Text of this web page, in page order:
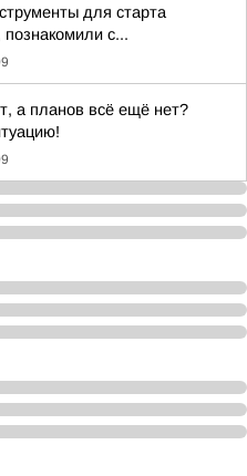
для старта
познакомили с...
а планов всё ещё нет?